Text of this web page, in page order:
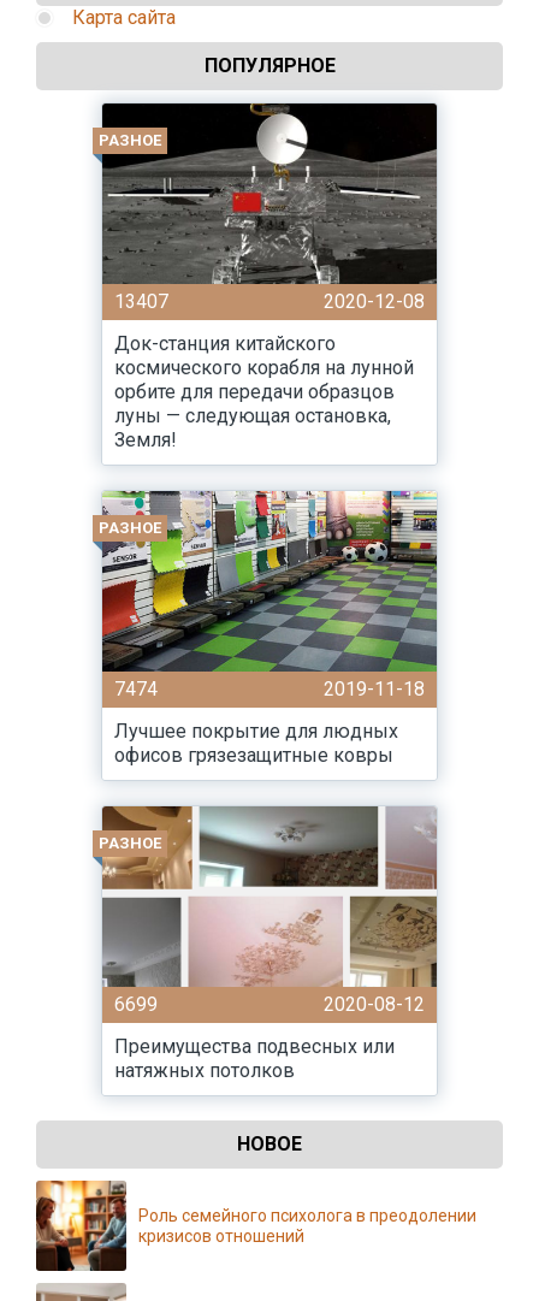
Карта сайта
ПОПУЛЯРНОЕ
РАЗНОЕ
13407
2020-12-08
Док-станция китайского
космического корабля на лунной
орбите для передачи образцов
луны — следующая остановка,
Земля!
РАЗНОЕ
7474
2019-11-18
Лучшее покрытие для людных
офисов грязезащитные ковры
РАЗНОЕ
6699
2020-08-12
Преимущества подвесных или
натяжных потолков
НОВОЕ
Роль семейного психолога в преодолении
кризисов отношений